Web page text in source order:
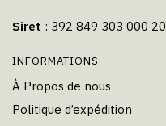
Siret : 392 849 303 000 20
INFORMATIONS
À Propos de nous
Politique d’expédition